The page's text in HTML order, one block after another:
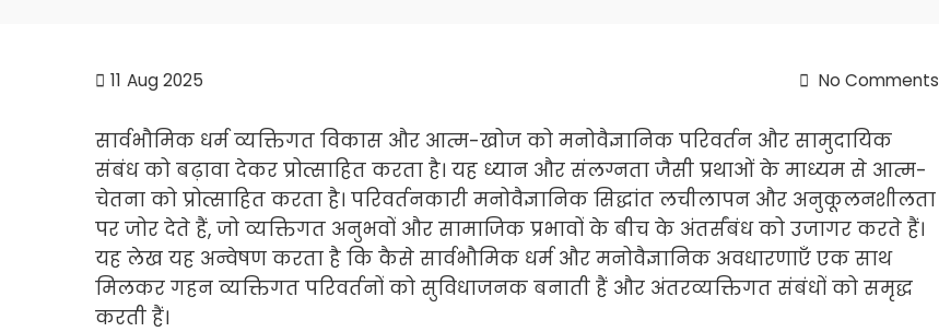
11 Aug 2025 No Comments
सार्वभौमिक धर्म व्यक्तिगत विकास और आत्म-खोज को मनोवैज्ञानिक परिवर्तन और सामुदायिक
संबंध को बढ़ावा देकर प्रोत्साहित करता है। यह ध्यान और संलग्नता जैसी प्रथाओं के माध्यम से आत्म-
चेतना को प्रोत्साहित करता है। परिवर्तनकारी मनोवैज्ञानिक सिद्धांत लचीलापन और अनुकूलनशीलता
पर जोर देते हैं, जो व्यक्तिगत अनुभवों और सामाजिक प्रभावों के बीच के अंतर्संबंध को उजागर करते हैं।
यह लेख यह अन्वेषण करता है कि कैसे सार्वभौमिक धर्म और मनोवैज्ञानिक अवधारणाएँ एक साथ
मिलकर गहन व्यक्तिगत परिवर्तनों को सुविधाजनक बनाती हैं और अंतरव्यक्तिगत संबंधों को समृद्ध
करती हैं।